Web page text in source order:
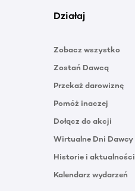
Działaj
Zobacz wszystko
Zostań Dawcą
Przekaż darowiznę
Pomóż inaczej
Dołącz do akcji
Wirtualne Dni Dawcy
Historie i aktualności
Kalendarz wydarzeń